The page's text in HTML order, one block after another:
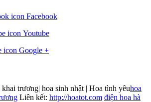
Facebook
Youtube
Google +
trương| hoa sinh nhật | Hoa tình yêuhoa
Liên kết: http://hoatot.com điện hoa hà